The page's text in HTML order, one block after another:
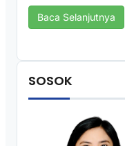
Baca Selanjutnya
SOSOK